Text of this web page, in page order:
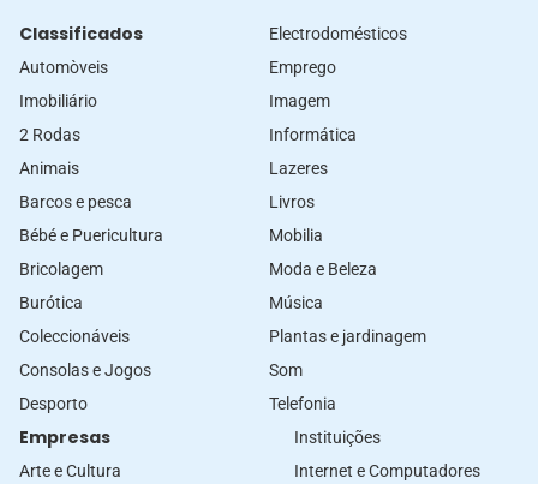
Classificados
Automòveis
Imobiliário
2 Rodas
Animais
Barcos e pesca
Bébé e Puericultura
Bricolagem
Burótica
Coleccionáveis
Consolas e Jogos
Desporto
Electrodomésticos
Emprego
Imagem
Informática
Lazeres
Livros
Mobilia
Moda e Beleza
Música
Plantas e jardinagem
Som
Telefonia
Empresas
Arte e Cultura
Instituições
Internet e Computadores